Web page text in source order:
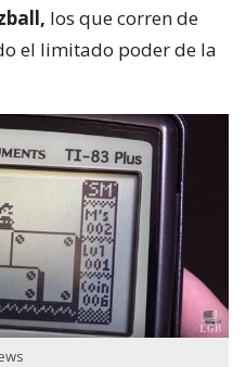
los que corren de
el limitado poder de la